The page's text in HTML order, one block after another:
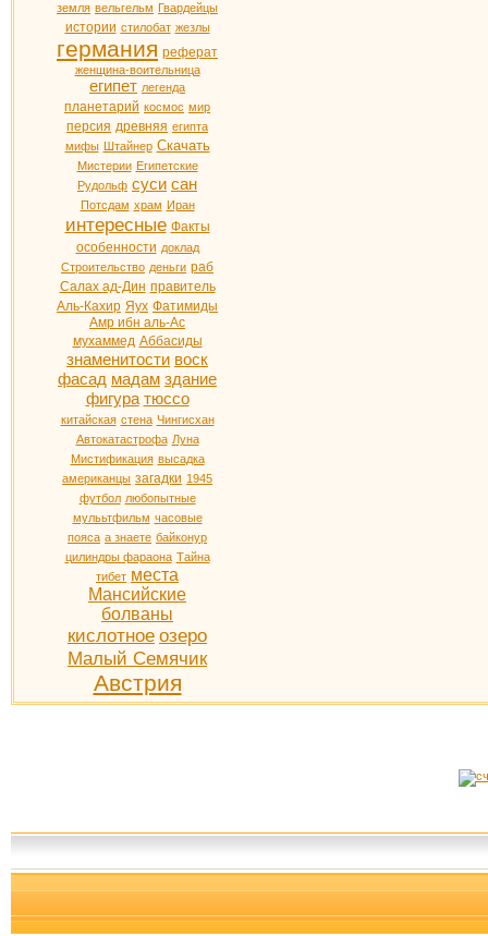
земля вельгельм Гвардейцы
истории стилобат жезлы
германия реферат
женщина-воительница
египет легенда
планетарий космос мир
персия древняя египта
мифы Штайнер Скачать
Мистерии Египетские
Рудольф суси сан
Потсдам храм Иран
интересные Факты
особенности доклад
Строительство деньги раб
Салах ад-Дин правитель
Аль-Кахир Яух Фатимиды
Амр ибн аль-Ас
мухаммед Аббасиды
знаменитости воск
фасад мадам здание
фигура тюссо
китайская стена Чингисхан
Автокатастрофа Луна
Мистификация высадка
американцы загадки 1945
футбол любопытные
мулььтфильм часовые
пояса а знаете байконур
цилиндры фараона Тайна
тибет места
Мансийские
болваны
кислотное озеро
Малый Семячик
Австрия